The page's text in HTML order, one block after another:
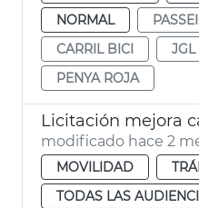
NORMAL
CARRIL BICI
JGL
PENYA ROJA
modificado hace 2
MOVILIDAD
TODAS LAS